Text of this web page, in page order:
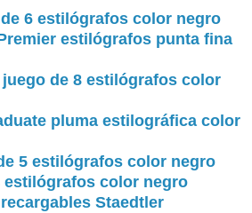
6 estilógrafos color negro
estilógrafos punta fina
juego de 8 estilógrafos color
pluma estilográfica color
5 estilógrafos color negro
estilógrafos color negro
Staedtler